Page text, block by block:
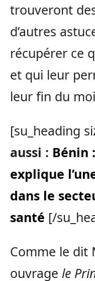
trouveront
d’autres
récupérer ce
et qui leur
leur fin du
[su_heading
aussi : Bénin
explique
dans le
santé [/
Comme le dit
ouvrage le